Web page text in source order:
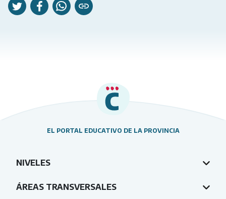
EL PORTAL EDUCATIVO DE LA PROVINCIA
NIVELES
ÁREAS TRANSVERSALES